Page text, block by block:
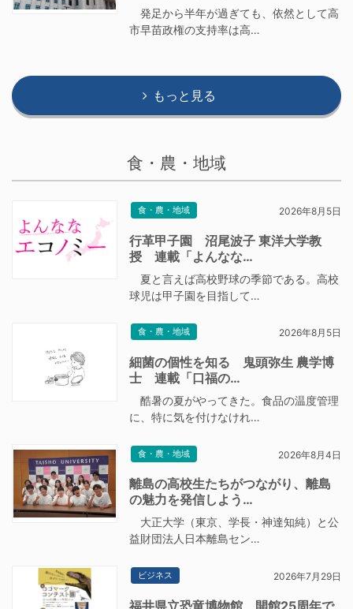
発足から半年が過ぎても、依然として高
市早苗政権の支持率は高…
もっと見る
食・農・地域
食・農・地域 2026年8月5日
行革甲子園 沼尾波子 東洋大学教
授 連載「よんなな…
夏と言えば高校野球の季節である。高校
球児は甲子園を目指して…
食・農・地域 2026年8月5日
細菌の個性を知る 鬼頭弥生 農学博
士 連載「口福の…
酷暑の夏がやってきた。食品の温度管理
に、特に気を付けなけれ…
食・農・地域 2026年8月4日
離島の高校生たちがつながり、離島
の魅力を発信しよう…
大正大学（東京、学長・神達知純）と公
益財団法人日本離島セン…
ビジネス 2026年7月29日
福井県立恐竜博物館、開館25周年で